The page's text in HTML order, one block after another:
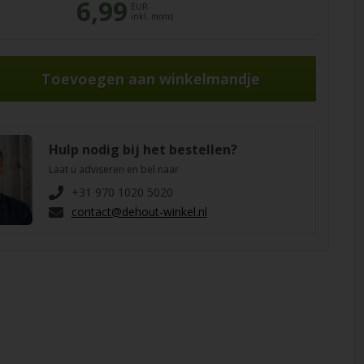
6,99 EUR
inkl. moms
Hulp nodig bij het bestellen?
Laat u adviseren en bel naar
+31 970 1020 5020
contact@dehout-winkel.nl